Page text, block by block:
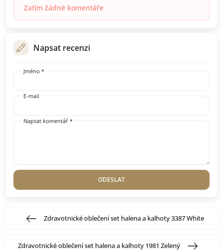
Zatím žádné komentáře
Napsat recenzi
Jméno *
E-mail
Napsat komentář *
ODESLAT
Zdravotnické oblečení set halena a kalhoty 3387 White
Zdravotnické oblečení set halena a kalhoty 1981 Zelený